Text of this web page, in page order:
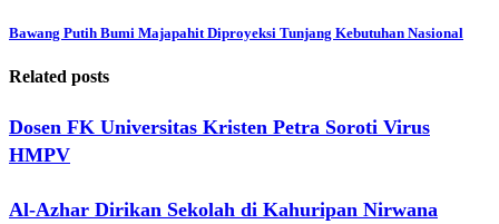
Bawang Putih Bumi Majapahit Diproyeksi Tunjang Kebutuhan Nasional
Related posts
Dosen FK Universitas Kristen Petra Soroti Virus
HMPV
Al-Azhar Dirikan Sekolah di Kahuripan Nirwana